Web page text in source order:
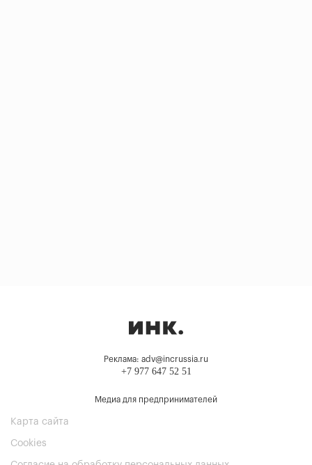
Реклама: adv@incrussia.ru
+7 977 647 52 51
Медиа для предпринимателей
Карта сайта
Cookies